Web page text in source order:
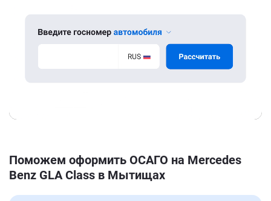
Поможем оформить ОСАГО на Mercedes
Benz GLA Class в Мытищах